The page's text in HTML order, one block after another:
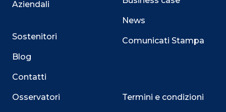
Aziendali
Sostenitori
Blog
Contatti
Osservatori
News
Comunicati Stampa
Termini e condizioni